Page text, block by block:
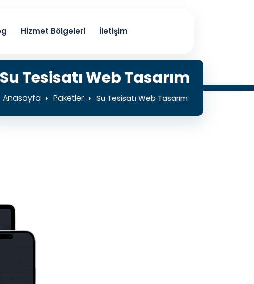
Hizmet Bölgeleri İletişim
Su Tesisatı Web Tasarım
Anasayfa Paketler Su Tesisatı Web Tasarım